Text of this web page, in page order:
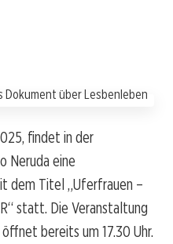
findet in der
Neruda eine
dem Titel „Uferfrauen –
statt. Die Veranstaltung
bereits um 17.30 Uhr.